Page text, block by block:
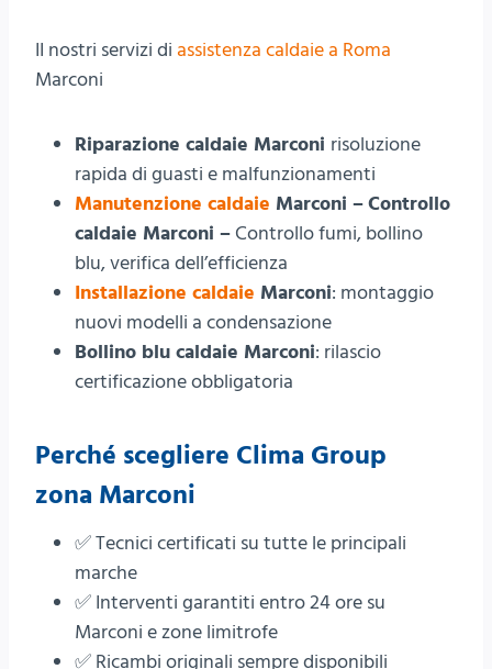
II nostri servizi di assistenza caldaie a Roma
Marconi
Riparazione caldaie Marconi risoluzione
rapida di guasti e malfunzionamenti
Manutenzione caldaie Marconi –Controllo
caldaie Marconi – Controllo fumi, bollino
blu, verifica dell’efficienza
Installazione caldaie Marconi: montaggio
nuovi modelli a condensazione
Bollino blu caldaie Marconi: rilascio
certificazione obbligatoria
Perché scegliere Clima Group
zona Marconi
✅ Tecnici certificati su tutte le principali
marche
✅ Interventi garantiti entro 24 ore su
Marconi e zone limitrofe
✅ Ricambi originali sempre disponibili